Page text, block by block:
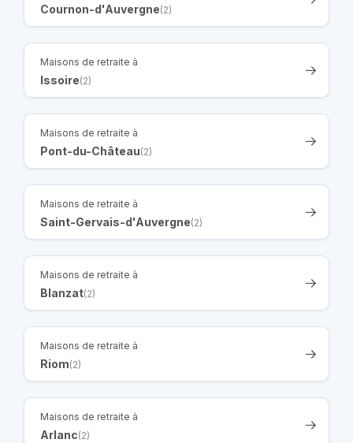
Cournon-d'Auvergne(2)
Maisons de retraite à
Issoire(2)
Maisons de retraite à
Pont-du-Château(2)
Maisons de retraite à
Saint-Gervais-d'Auvergne(2)
Maisons de retraite à
Blanzat(2)
Maisons de retraite à
Riom(2)
Maisons de retraite à
Arlanc(2)